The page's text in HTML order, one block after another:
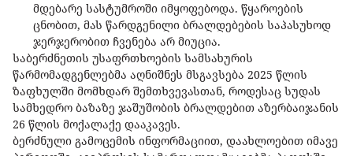
მდებარე სასტუმროში იმყოფებოდა. წყაროების
ცნობით, მას წარდგენილი ბრალდებების საპასუხოდ
ჯერჯერობით ჩვენება არ მიუცია.
საბერძნეთის უსაფრთხოების სამსახურის
წარმომადგენლებმა აღნიშნეს მსგავსება 2025 წლის
ზაფხულში მომხდარ შემთხვევასთან, როდესაც სუდას
სამხედრო ბაზაზე ჯაშუშობის ბრალდებით აზერბაიჯანის
26 წლის მოქალაქე დააკავეს.
ბერძნული გამოცემის ინფორმაციით, დაახლოებით იმავე